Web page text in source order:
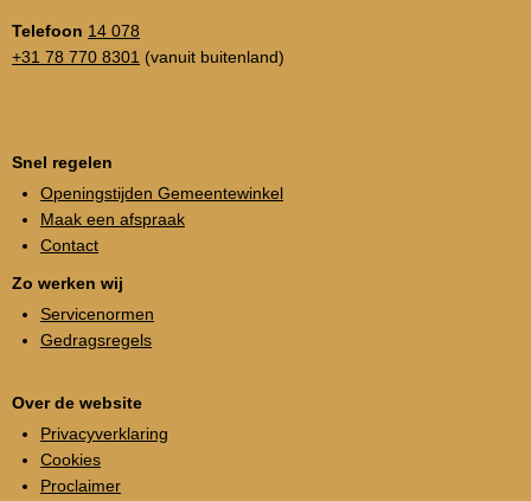
Telefoon 14 078
+31 78 770 8301 (vanuit buitenland)
Snel regelen
Openingstijden Gemeentewinkel
Maak een afspraak
Contact
Zo werken wij
Servicenormen
Gedragsregels
Over de website
Privacyverklaring
Cookies
Proclaimer